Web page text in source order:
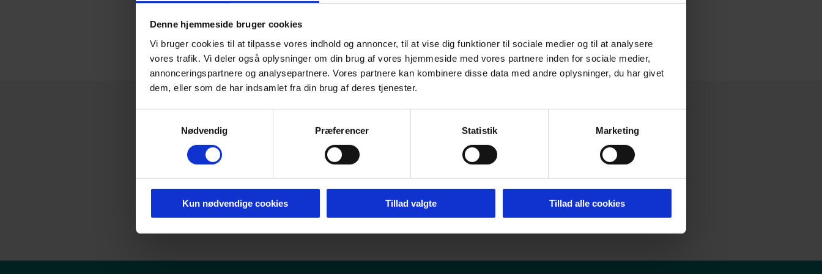
Denne hjemmeside bruger cookies
Vi bruger cookies til at tilpasse vores indhold og annoncer, til at vise dig funktioner til sociale medier og til at analysere
vores trafik. Vi deler også oplysninger om din brug af vores hjemmeside med vores partnere inden for sociale medier,
annonceringspartnere og analysepartnere. Vores partnere kan kombinere disse data med andre oplysninger, du har givet
dem, eller som de har indsamlet fra din brug af deres tjenester.
Nødvendig
Præferencer Statistik Marketing
Kun nødvendige cookies Tillad valgte Tillad alle cookies
Viser resultater for